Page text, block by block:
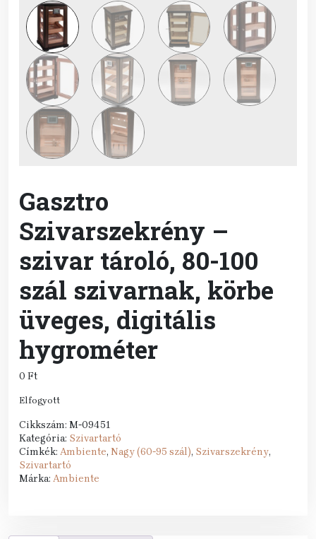
Gasztro
Szivarszekrény –
szivar tároló, 80-100
szál szivarnak, körbe
üveges, digitális
hygrométer
0 Ft
Elfogyott
Cikkszám: M-09451
Kategória: Szivartartó
Címkék: Ambiente, Nagy (60-95 szál), Szivarszekrény,
Szivartartó
Márka: Ambiente